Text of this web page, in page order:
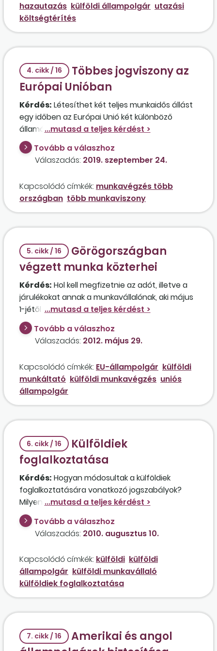
állandónak vagy ideiglenesnek minősül, ha erre
vonatkozóan semmi nem található a
lakcímkártyán?
hazautazás külföldi állampolgár utazási
költségtérítés
4. cikk / 16
Többes jogviszony az
Európai Unióban
Kérdés: Létesíthet két teljes munkaidős állást
egy időben az Európai Unió két különböző
államában egy magyar állampolgárságú
magánszemély? Ha igen, akkor milyen
feltételekkel köthető meg a két szerződés, ha
az egyik munkahely Ausztriában, a másik pedig
megfizetni a közterheket ebben az esetben? A
munkavállaló mindkét munkahelyén
munkaidőkeretben dolgozik, egyik héten 3
munkanapot Magyarországon, 2 napot
állandó lakóhelye Magyarországon van, de
Ausztriában is rendelkezik ideiglenes lakcímmel.
Tovább a válaszhoz
Válaszadás: 2019. szeptember 24.
Kapcsolódó címkék: munkavégzés több
országban több munkaviszony
5. cikk / 16
Görögországban
végzett munka közterhei
Kérdés: Hol kell megfizetnie az adót, illetve a
járulékokat annak a munkavállalónak, aki május
1-jétől november 1-jéig 183 napot meghaladóan
Görögországban végez munkát? A
munkavállaló állandó lakóhelye
Magyarországon van, a görögországi
jogszabályok vonatkoznak rá?
Tovább a válaszhoz
Válaszadás: 2012. május 29.
Kapcsolódó címkék: EU-állampolgár külföldi
munkáltató külföldi munkavégzés uniós
állampolgár
6. cikk / 16
Külföldiek
foglalkoztatása
Kérdés: Hogyan módosultak a külföldiek
foglalkoztatására vonatkozó jogszabályok?
Milyen szabályokat kell alkalmazni kiküldetés
esetén?
Tovább a válaszhoz
Válaszadás: 2010. augusztus 10.
Kapcsolódó címkék: külföldi külföldi
állampolgár külföldi munkavállaló
külföldiek foglalkoztatása
7. cikk / 16
Amerikai és angol